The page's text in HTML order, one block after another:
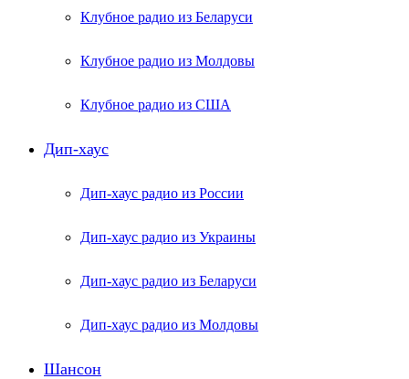
Клубное радио из Беларуси
Клубное радио из Молдовы
Клубное радио из США
Дип-хаус
Дип-хаус радио из России
Дип-хаус радио из Украины
Дип-хаус радио из Беларуси
Дип-хаус радио из Молдовы
Шансон